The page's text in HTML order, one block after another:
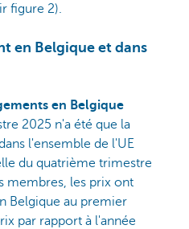
figure 2).
en Belgique et dans
en Belgique
2025 n'a été que la
l'ensemble de l'UE
du quatrième trimestre
membres, les prix ont
Belgique au premier
par rapport à l'année